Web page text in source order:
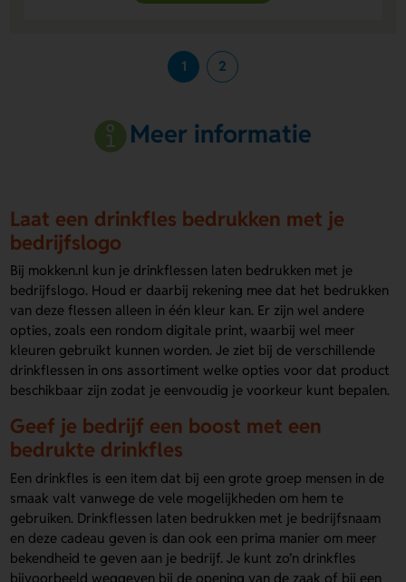
1 2
Meer informatie
Laat een drinkfles bedrukken met je
bedrijfslogo
Bij mokken.nl kun je drinkflessen laten bedrukken met je
bedrijfslogo. Houd er daarbij rekening mee dat het bedrukken
van deze flessen alleen in één kleur kan. Er zijn wel andere
opties, zoals een rondom digitale print, waarbij wel meer
kleuren gebruikt kunnen worden. Je ziet bij de verschillende
drinkflessen in ons assortiment welke opties voor dat product
beschikbaar zijn zodat je eenvoudig je voorkeur kunt bepalen.
Geef je bedrijf een boost met een
bedrukte drinkfles
Een drinkfles is een item dat bij een grote groep mensen in de
smaak valt vanwege de vele mogelijkheden om hem te
gebruiken. Drinkflessen laten bedrukken met je bedrijfsnaam
en deze cadeau geven is dan ook een prima manier om meer
bekendheid te geven aan je bedrijf. Je kunt zo’n drinkfles
bijvoorbeeld weggeven bij de opening van de zaak of bij een